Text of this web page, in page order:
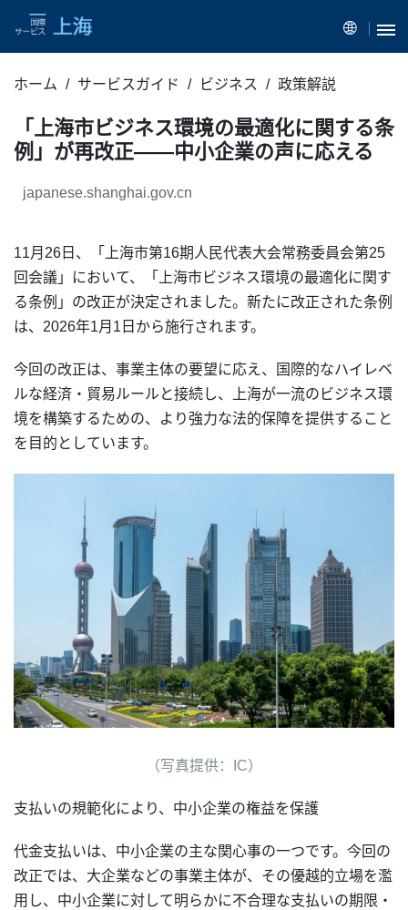
ホーム サービスガイド ビジネス 政策解説
「上海市ビジネス環境の最適化に関する条
例」が再改正——中小企業の声に応える
japanese.shanghai.gov.cn
11月26日、「上海市第16期人民代表大会常務委員会第25
回会議」において、「上海市ビジネス環境の最適化に関す
る条例」の改正が決定されました。新たに改正された条例
は、2026年1月1日から施行されます。
今回の改正は、事業主体の要望に応え、国際的なハイレベ
ルな経済・貿易ルールと接続し、上海が一流のビジネス環
境を構築するための、より強力な法的保障を提供すること
を目的としています。
（写真提供：IC）
支払いの規範化により、中小企業の権益を保護
代金支払いは、中小企業の主な関心事の一つです。今回の
改正では、大企業などの事業主体が、その優越的立場を濫
用し、中小企業に対して明らかに不合理な支払いの期限・